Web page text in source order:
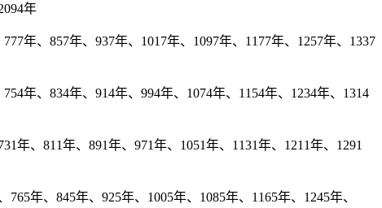
年
年、857年、937年、1017年、1097年、1177年、1257年、1337
年、834年、914年、994年、1074年、1154年、1234年、1314
年、811年、891年、971年、1051年、1131年、1211年、1291
年、845年、925年、1005年、1085年、1165年、1245年、